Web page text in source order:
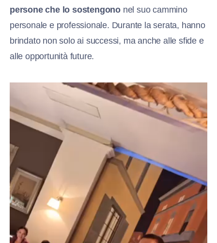
persone che lo sostengono nel suo cammino
personale e professionale. Durante la serata, hanno
brindato non solo ai successi, ma anche alle sfide e
alle opportunità future.